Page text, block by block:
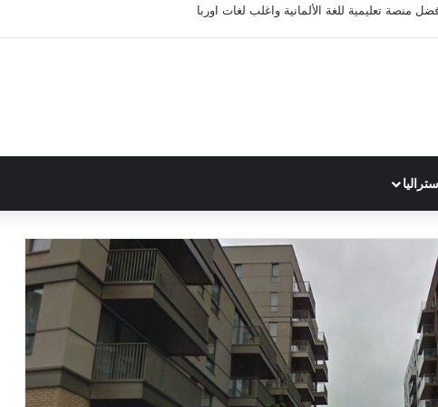
مع اختبارات محاكاة الامتحان النظري